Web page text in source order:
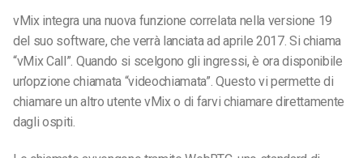
vMix integra una nuova funzione correlata nella versione 19
del suo software, che verrà lanciata ad aprile 2017. Si chiama
“vMix Call”. Quando si scelgono gli ingressi, è ora disponibile
un’opzione chiamata “videochiamata”. Questo vi permette di
chiamare un altro utente vMix o di farvi chiamare direttamente
dagli ospiti.